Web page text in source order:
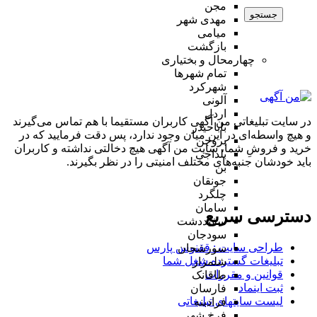
مجن
مهدی شهر
میامی
بازگشت
چهارمحال و بختیاری
تمام شهر‌ها
شهرکرد
آلونی
اردل
باباحیدر
بروجن
بلداجی
بن
جونقان
چلگرد
سامان
سفیددشت
سودجان
سورشجان
شلمزار
طاقانک
فارسان
فرادبنه
جستجو
در سایت تبلیغاتی من آگهی کاربران مستقیما با هم تماس می‌گیرند
و هیچ واسطه‌ای در این میان وجود ندارد، پس دقت فرمایید که در
خرید و فروشِ شما، سایت من آگهی هیچ دخالتی نداشته و کاربران
باید خودشان جنبه‌های مختلف امنیتی را در نظر بگیرند.
دسترسی سریع
طراحی سایت :‌ ققنوس پارس
تبلیغات گسترده شغل شما
قوانین و مقررات
ثبت اینماد
لیست سایتهای تبلیغاتی